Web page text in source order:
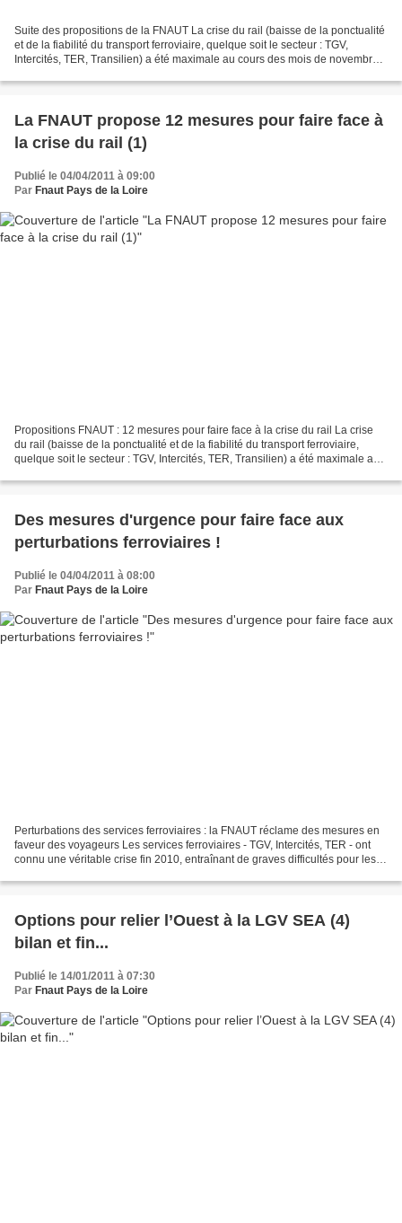
Suite des propositions de la FNAUT La crise du rail (baisse de la ponctualité
et de la fiabilité du transport ferroviaire, quelque soit le secteur : TGV,
Intercités, TER, Transilien) a été maximale au cours des mois de novembre
La FNAUT propose 12 mesures pour faire face à
la crise du rail (1)
Publié le 04/04/2011 à 09:00
Par Fnaut Pays de la Loire
Propositions FNAUT : 12 mesures pour faire face à la crise du rail La crise
du rail (baisse de la ponctualité et de la fiabilité du transport ferroviaire,
quelque soit le secteur : TGV, Intercités, TER, Transilien) a été maximale au
Des mesures d'urgence pour faire face aux
perturbations ferroviaires !
Publié le 04/04/2011 à 08:00
Par Fnaut Pays de la Loire
Perturbations des services ferroviaires : la FNAUT réclame des mesures en
faveur des voyageurs Les services ferroviaires - TGV, Intercités, TER - ont
connu une véritable crise fin 2010, entraînant de graves difficultés pour les
Options pour relier l’Ouest à la LGV SEA (4)
bilan et fin...
Publié le 14/01/2011 à 07:30
Par Fnaut Pays de la Loire